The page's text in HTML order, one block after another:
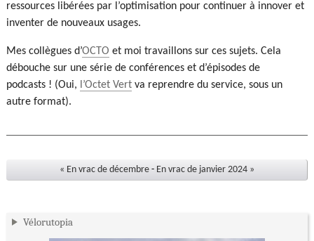
ressources libérées par l’optimisation pour continuer à innover et
inventer de nouveaux usages.
Mes collègues d’OCTO et moi travaillons sur ces sujets. Cela
débouche sur une série de conférences et d’épisodes de
podcasts ! (Oui, l’Octet Vertva reprendre du service, sous un
autre format).
« En vrac de décembre - En vrac de janvier 2024 »
Vélorutopia